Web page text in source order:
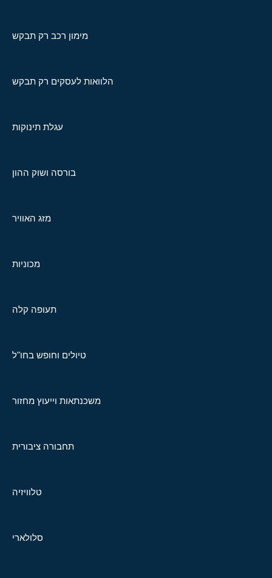
מימון רכב רק תבקש
הלוואות לעסקים רק תבקש
עגלת תינוקות
בורסה ושוק ההון
מזג האוויר
מכוניות
תעופה קלה
טיולים וחופש בחו"ל
משכנתאות וייעוץ מחזור
תחבורה ציבורית
טלוויזיה
סלולארי